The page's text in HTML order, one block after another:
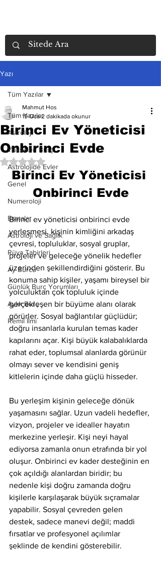
Yazı
Tüm Yazılar
Astroloji
Yükselen Burç
Astrolojide Evler
Genel
Numeroloji
Esmalar
Astroloji ve Sağlık
Rüya Tabirleri
Ay Burcu
Günlük Burç Yorumları
Aylık Burç
Remil İlmi
Tüm Yazılar
Birinci Ev Yöneticisi
Onbirinci Evde
Mahmut Hos
19 Oca 2 dakikada okunur
5 üzerinden NaN yıldız
Birinci Ev Yöneticisi
Onbirinci Evde
Birinci ev yöneticisi onbirinci evde
yerleşmesi, kişinin kimliğini arkadaş
çevresi, topluluklar, sosyal gruplar,
projeler ve geleceğe yönelik hedefler
üzerinden şekillendirdiğini gösterir. Bu
konuma sahip kişiler, yaşamı bireysel bir
yolculuktan çok topluluk içinde
gerçekleşen bir büyüme alanı olarak
görürler. Sosyal bağlantılar güçlüdür;
doğru insanlarla kurulan temas kader
kapılarını açar. Kişi büyük kalabalıklarda
rahat eder, toplumsal alanlarda görünür
olmayı sever ve kendisini geniş
kitlelerin içinde daha güçlü hisseder.
Bu yerleşim kişinin geleceğe dönük
yaşamasını sağlar. Uzun vadeli hedefler,
vizyon, projeler ve idealler hayatın
merkezine yerleşir. Kişi neyi hayal
ediyorsa zamanla onun etrafında bir yol
oluşur. Onbirinci ev kader desteğinin en
çok açıldığı alanlardan biridir; bu
nedenle kişi doğru zamanda doğru
kişilerle karşılaşarak büyük sıçramalar
yapabilir. Sosyal çevreden gelen
destek, sadece manevi değil; maddi
fırsatlar ve profesyonel açılımlar
şeklinde de kendini gösterebilir.